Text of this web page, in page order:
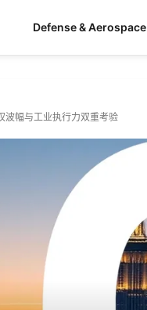
Defense & Aerospace
波幅与工业执行力双重考验